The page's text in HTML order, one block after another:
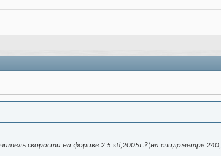
скорости на форике 2.5 sti,2005г.?(на спидометре